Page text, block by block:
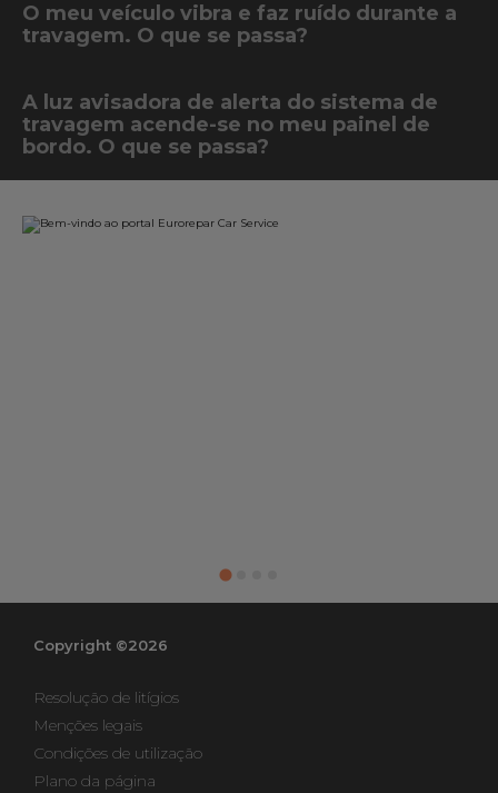
O meu veículo vibra e faz ruído durante a
travagem. O que se passa?
A luz avisadora de alerta do sistema de
travagem acende-se no meu painel de
bordo. O que se passa?
Copyright ©2026
Resolução de litígios
Menções legais
Condições de utilização
Plano da página